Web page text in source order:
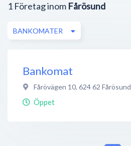
1 Företag inom Fårösund
BANKOMATER
Bankomat
Fårövägen 10, 624 62 Fårösund
Öppet